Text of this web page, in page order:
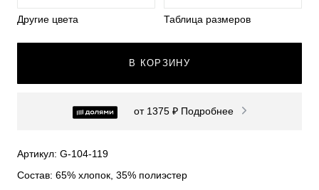
Другие цвета Таблица размеров
В КОРЗИНУ
от 1375 ₽ Подробнее
Артикул: G-104-119
Состав: 65% хлопок, 35% полиэстер